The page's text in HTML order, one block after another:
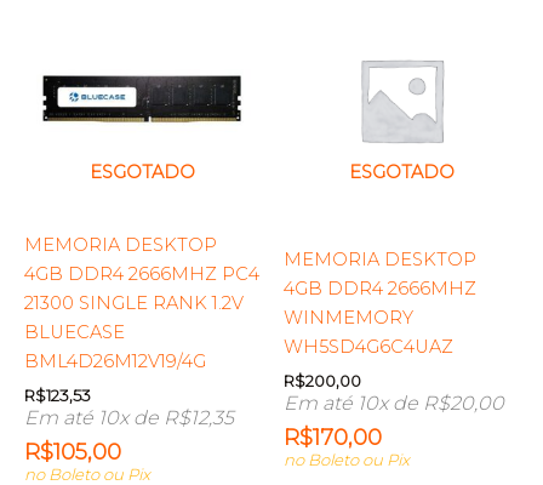
ESGOTADO
MEMORIA DESKTOP
4GB DDR4 2666MHZ PC4
21300 SINGLE RANK 1.2V
BLUECASE
BML4D26M12V19/4G
R$123,53
Em até 10x de R$12,35
R$105,00
no Boleto ou Pix
ESGOTADO
MEMORIA DESKTOP
4GB DDR4 2666MHZ
WINMEMORY
WH5SD4G6C4UAZ
R$200,00
Em até 10x de R$20,00
R$170,00
no Boleto ou Pix